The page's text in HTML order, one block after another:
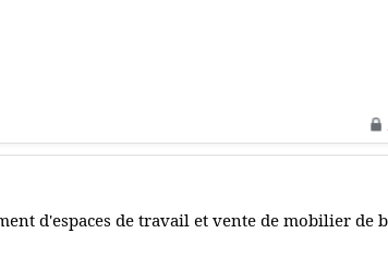
d'espaces de travail et vente de mobilier de